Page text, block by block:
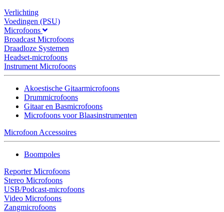
Verlichting
Voedingen (PSU)
Microfoons
Broadcast Microfoons
Draadloze Systemen
Headset-microfoons
Instrument Microfoons
Akoestische Gitaarmicrofoons
Drummicrofoons
Gitaar en Basmicrofoons
Microfoons voor Blaasinstrumenten
Microfoon Accessoires
Boompoles
Reporter Microfoons
Stereo Microfoons
USB/Podcast-microfoons
Video Microfoons
Zangmicrofoons